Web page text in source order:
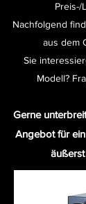
Preis-/
Nachfolgend
aus dem
Sie
Modell?
Gerne
Angebot für